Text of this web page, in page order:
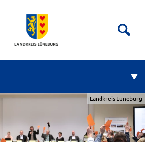
Landkreis Lüneburg